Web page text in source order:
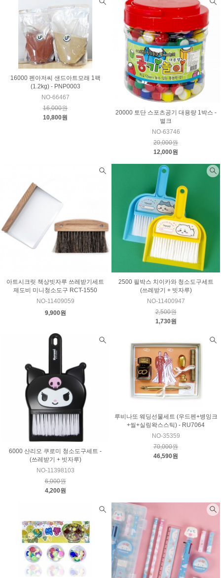
16000 펜아저씨 샌드아트모래 1팩
(1.2kg) - PNP0003
NO-66467
16,000원
10,800원
20000 토단 스포츠공기 대용량 1박스 -
벌크
NO-63746
20,000원
12,000원
아트시크릿 책상빗자루 쓰레받기세트
제도비 미니청소도구 RCT-1550
NO-11409059
9,900원
2500 필박스 치이카와 청소도구세트
(쓰레받기 + 빗자루)
NO-11400947
2,500원
1,730원
6000 산리오 쿠로미 청소도구세트 -
(쓰레받기 + 빗자루)
NO-11398103
6,000원
4,200원
루비나또 웨딩선물세트 (우드펜+병잉크
+씰+실링왁스스틱) - RU7064
NO-35359
70,000원
46,590원